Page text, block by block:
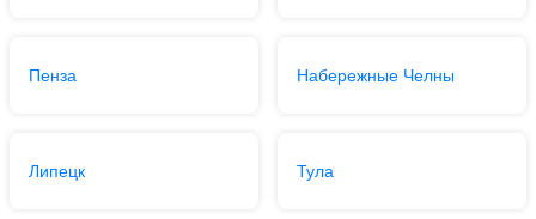
Пенза Набережные Челны
Липецк Тула